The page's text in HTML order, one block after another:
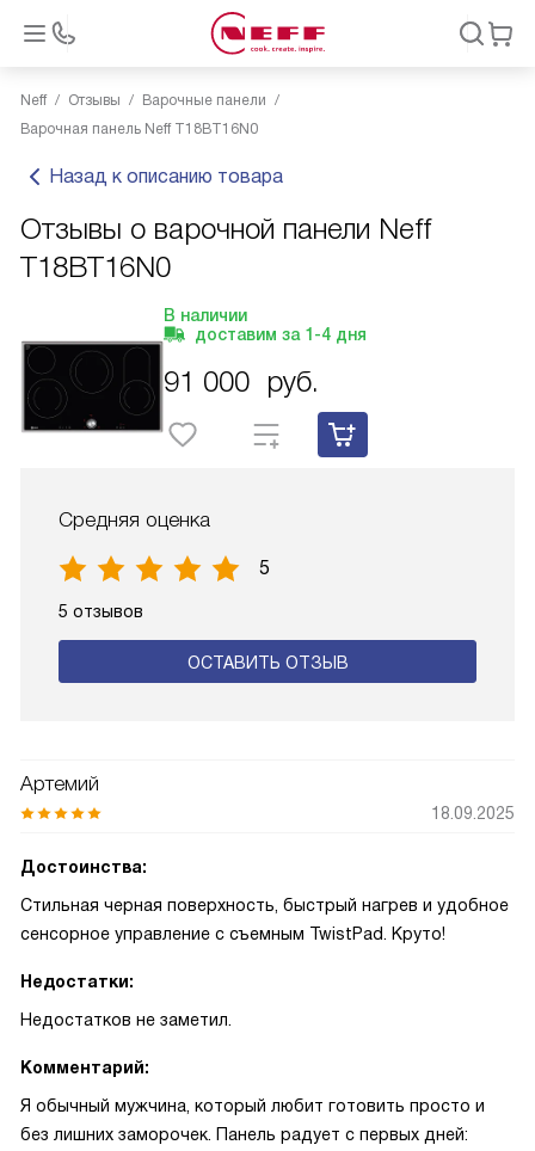
Neff Отзывы
Варочные панели
Варочная панель Neff T18BT16N0
Назад к описанию товара
Отзывы о варочной панели Neff
T18BT16N0
В наличии
доставим за 1-4 дня
91 000 руб.
Средняя оценка
5
5 отзывов
ОСТАВИТЬ ОТЗЫВ
Артемий
18.09.2025
Достоинства:
Стильная черная поверхность, быстрый нагрев и удобное
сенсорное управление с съемным TwistPad. Круто!
Недостатки:
Недостатков не заметил.
Комментарий:
Я обычный мужчина, который любит готовить просто и
без лишних заморочек. Панель радует с первых дней: